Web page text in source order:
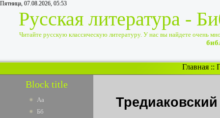
Пятница, 07.08.2026, 05:53
Русская литература -
Читайте русскую классическую литературу. У нас вы найдете очень
Главная ::
Block title
Аа
Бб